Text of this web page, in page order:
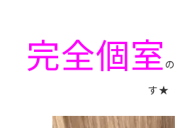
完全個室 の
す★